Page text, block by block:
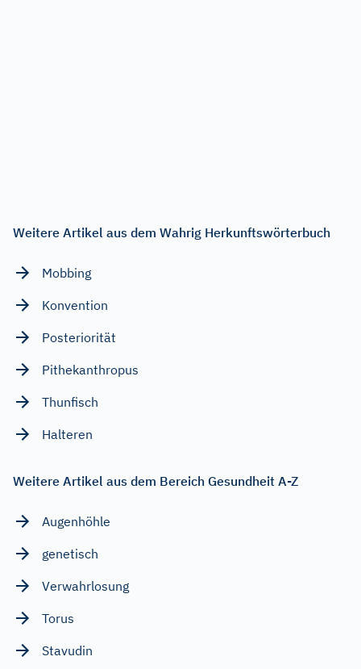
Weitere Artikel aus dem Wahrig Herkunftswörterbuch
Mobbing
Konvention
Posteriorität
Pithekanthropus
Thunfisch
Halteren
Weitere Artikel aus dem Bereich Gesundheit A-Z
Augenhöhle
genetisch
Verwahrlosung
Torus
Stavudin